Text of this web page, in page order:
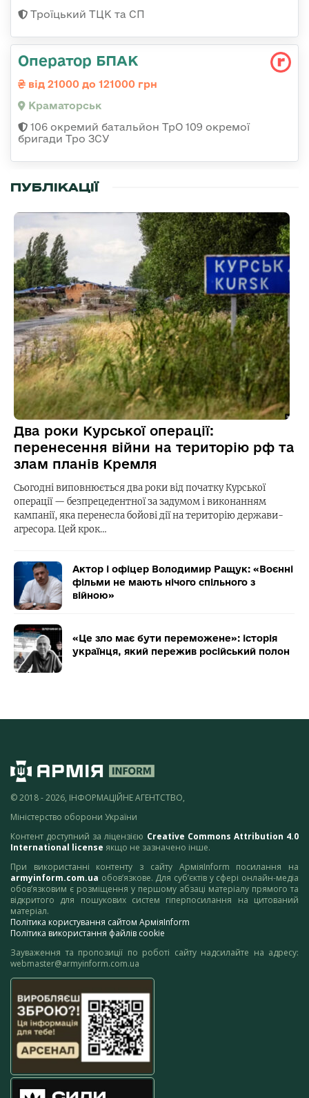
Троїцький ТЦК та СП
Оператор БПАК
від 21000 до 121000 грн
Краматорськ
106 окремий батальйон ТрО 109 окремої
бригади Тро ЗСУ
ПУБЛІКАЦІЇ
Два роки Курської операції:
перенесення війни на територію рф та
злам планів Кремля
Сьогодні виповнюється два роки від початку Курської
операції — безпрецедентної за задумом і виконанням
кампанії, яка перенесла бойові дії на територію держави-
агресора. Цей крок…
Актор і офіцер Володимир Ращук: «Воєнні
фільми не мають нічого спільного з
війною»
«Це зло має бути переможене»: історія
українця, який пережив російський полон
© 2018 - 2026, ІНФОРМАЦІЙНЕ АГЕНТСТВО,
Міністерство оборони України
Контент доступний за ліцензією Creative Commons Attribution 4.0
International license якщо не зазначено інше.
При використанні контенту з сайту АрміяInform посилання на
armyinform.com.ua обов’язкове. Для суб’єктів у сфері онлайн-медіа
обов’язковим є розміщення у першому абзаці матеріалу прямого та
відкритого для пошукових систем гіперпосилання на цитований
матеріал.
Політика користування сайтом АрміяInform
Політика використання файлів cookie
Зауваження та пропозиції по роботі сайту надсилайте на адресу:
webmaster@armyinform.com.ua